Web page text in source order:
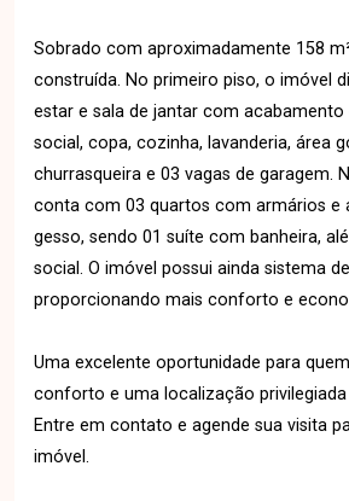
Sobrado com aproximadamente 158
construída. No primeiro piso, o imóvel
estar e sala de jantar com acabamento
social, copa, cozinha, lavanderia, área
churrasqueira e 03 vagas de garagem.
conta com 03 quartos com armários e
gesso, sendo 01 suíte com banheira,
social. O imóvel possui ainda sistema
proporcionando mais conforto e
Uma excelente oportunidade para
conforto e uma localização privilegiada
Entre em contato e agende sua visita
imóvel.